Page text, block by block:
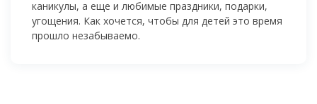
каникулы, а еще и любимые праздники, подарки,
угощения. Как хочется, чтобы для детей это время
прошло незабываемо.